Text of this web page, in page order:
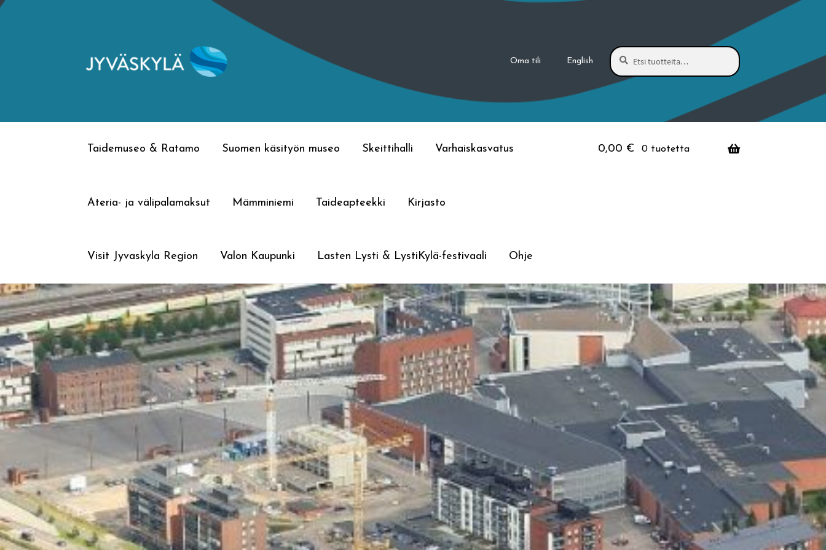
Siirry
Siirry
Oma tili English
Etsi:
Haku
Taidemuseo & Ratamo Suomen käsityön museo Skeittihalli Varhaiskasvatus
Ateria- ja välipalamaksut Mämminiemi Taideapteekki Kirjasto
Visit Jyvaskyla Region Valon Kaupunki Lasten Lysti & LystiKylä-festivaali Ohje
0,00 € 0 tuotetta